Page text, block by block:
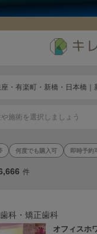
・有楽町・新橋・日本橋｜
施術を選択しましょう
何度でも購入可 即時予約
件
科・矯正歯科
オフィスホ